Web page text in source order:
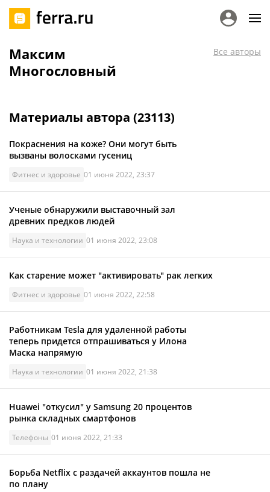
Максим
Многословный
Все авторы
Материалы автора (23113)
Покраснения на коже? Они могут быть
вызваны волосками гусениц
Фитнес и здоровье 01 июня 2022, 23:37
Ученые обнаружили выставочный зал
древних предков людей
Наука и технологии 01 июня 2022, 23:08
Как старение может "активировать" рак легких
Фитнес и здоровье 01 июня 2022, 22:58
Работникам Tesla для удаленной работы
теперь придется отпрашиваться у Илона
Маска напрямую
Наука и технологии 01 июня 2022, 21:38
Huawei "откусил" у Samsung 20 процентов
рынка складных смартфонов
Телефоны 01 июня 2022, 21:33
Борьба Netflix с раздачей аккаунтов пошла не
по плану